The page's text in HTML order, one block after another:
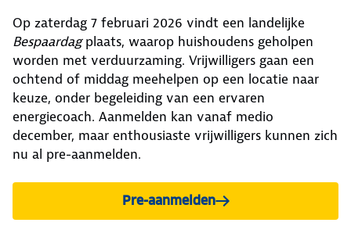
Op zaterdag 7 februari 2026 vindt een landelijke
Bespaardagplaats, waarop huishoudens geholpen
worden met verduurzaming. Vrijwilligers gaan een
ochtend of middag meehelpen op een locatie naar
keuze, onder begeleiding van een ervaren
energiecoach. Aanmelden kan vanaf medio
december, maar enthousiaste vrijwilligers kunnen zich
nu al pre-aanmelden.
Pre-aanmelden